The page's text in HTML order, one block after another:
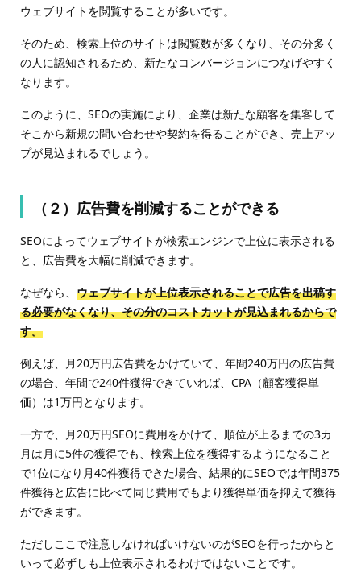
ウェブサイトを閲覧することが多いです。
そのため、検索上位のサイトは閲覧数が多くなり、その分多く
の人に認知されるため、新たなコンバージョンにつなげやすく
なります。
このように、SEOの実施により、企業は新たな顧客を集客して
そこから新規の問い合わせや契約を得ることができ、売上アッ
プが見込まれるでしょう。
（２）広告費を削減することができる
SEOによってウェブサイトが検索エンジンで上位に表示される
と、広告費を大幅に削減できます。
なぜなら、 ウェブサイトが上位表示されることで広告を出稿す
る必要がなくなり、その分のコストカットが見込まれるからで
す。
例えば、月20万円広告費をかけていて、年間240万円の広告費
の場合、年間で240件獲得できていれば、CPA（顧客獲得単
価）は1万円となります。
一方で、月20万円SEOに費用をかけて、順位が上るまでの3カ
月は月に5件の獲得でも、検索上位を獲得するようになること
で1位になり月40件獲得できた場合、結果的にSEOでは年間375
件獲得と広告に比べて同じ費用でもより獲得単価を抑えて獲得
ができます。
ただしここで注意しなければいけないのがSEOを行ったからと
いって必ずしも上位表示されるわけではないことです。